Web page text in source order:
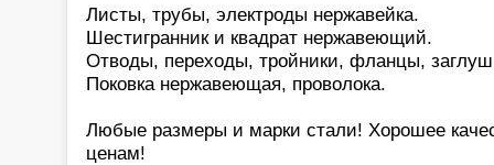
Листы, трубы, электроды нержавейка.
Шестигранник и квадрат нержавеющий.
Отводы, переходы, тройники, фланцы,
Поковка нержавеющая, проволока.
Любые размеры и марки стали! Хорошее
ценам!